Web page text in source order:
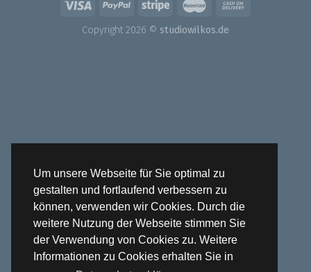
Um unsere Webseite für Sie optimal zu
gestalten und fortlaufend verbessern zu
können, verwenden wir Cookies. Durch die
weitere Nutzung der Webseite stimmen Sie
der Verwendung von Cookies zu. Weitere
Informationen zu Cookies erhalten Sie in
Copyright 2026 © studiowilkos.de